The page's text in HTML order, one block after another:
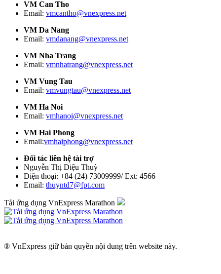
VM Can Tho
Email: vmcantho@vnexpress.net
VM Da Nang
Email: vmdanang@vnexpress.net
VM Nha Trang
Email: vmnhatrang@vnexpress.net
VM Vung Tau
Email: vmvungtau@vnexpress.net
VM Ha Noi
Email: vmhanoi@vnexpress.net
VM Hai Phong
Email:vmhaiphong@vnexpress.net
Đối tác liên hệ tài trợ
Nguyễn Thị Diệu Thuỳ
Điện thoại: +84 (24) 73009999/ Ext: 4566
Email: thuyntd7@fpt.com
Tải ứng dụng VnExpress Marathon
® VnExpress giữ bản quyền nội dung trên website này.